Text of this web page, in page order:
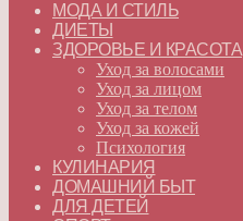
МОДА И СТИЛЬ
ДИЕТЫ
ЗДОРОВЬЕ И КРАСОТА
Уход за волосами
Уход за лицом
Уход за телом
Уход за кожей
Психология
КУЛИНАРИЯ
ДОМАШНИЙ БЫТ
ДЛЯ ДЕТЕЙ